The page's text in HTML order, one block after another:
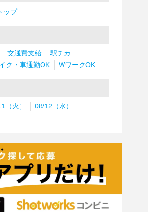
ップ
交通費支給
駅チカ
ク・車通勤OK WワークOK
（火） 08/12（水）